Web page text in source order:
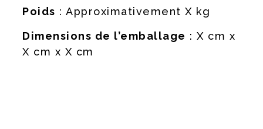
Poids : Approximativement X kg
Dimensions de l’emballage : X cm x
X cm x X cm